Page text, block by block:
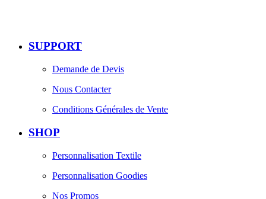
SUPPORT
Demande de Devis
Nous Contacter
Conditions Générales de Vente
SHOP
Personnalisation Textile
Personnalisation Goodies
Nos Promos